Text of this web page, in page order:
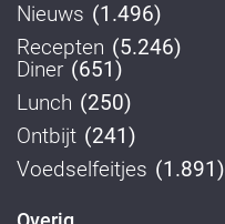
Nieuws (1.496)
Recepten (5.246)
Diner (651)
Lunch (250)
Ontbijt (241)
Voedselfeitjes (1.891)